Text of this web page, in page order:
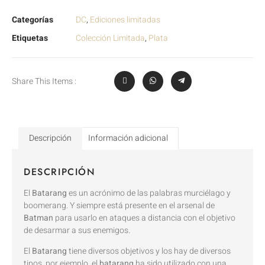
Categorías DC, Ediciones limitadas
Etiquetas
Colección Limitada, Plata
Share This Items :
Descripción Información adicional
DESCRIPCIÓN
El Bataranges un acrónimo de las palabras murciélago y
boomerang. Y siempre está presente en el arsenal de
Batman para usarlo en ataques a distancia con el objetivo
de desarmar a sus enemigos.
El Batarangtiene diversos objetivos y los hay de diversos